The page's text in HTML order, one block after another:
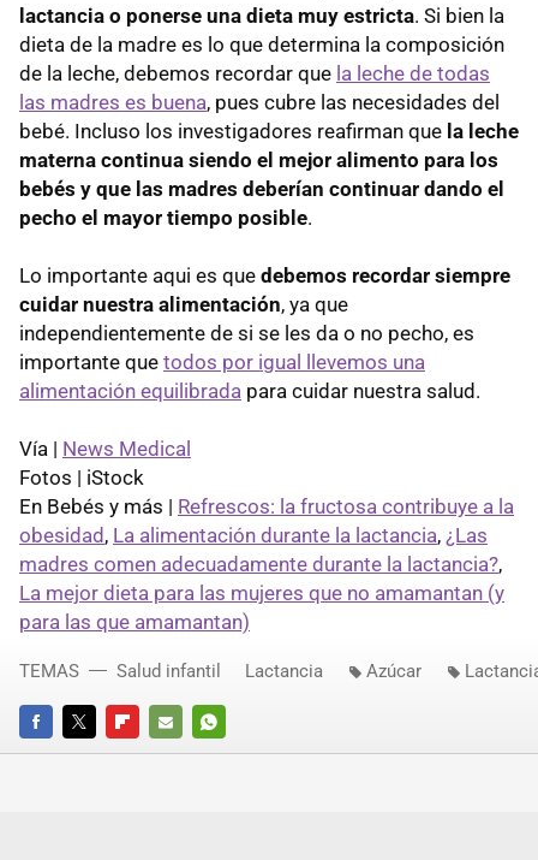
lactancia o ponerse una dieta muy estricta. Si bien la
dieta de la madre es lo que determina la composición
de la leche, debemos recordar que la leche de todas
las madres es buena, pues cubre las necesidades del
bebé. Incluso los investigadores reafirman que la leche
materna continua siendo el mejor alimento para los
bebés y que las madres deberían continuar dando el
pecho el mayor tiempo posible.
Lo importante aqui es que debemos recordar siempre
cuidar nuestra alimentación, ya que
independientemente de si se les da o no pecho, es
importante que todos por igual llevemos una
alimentación equilibrada para cuidar nuestra salud.
Vía | News Medical
Fotos | iStock
En Bebés y más | Refrescos: la fructosa contribuye a la
obesidad , La alimentación durante la lactancia, ¿Las
madres comen adecuadamente durante la lactancia?,
La mejor dieta para las mujeres que no amamantan (y
para las que amamantan)
FACEBOOKTWITTERFLIPBOARD
E-
WHATSAPP
TEMAS Salud infantil Lactancia Azúcar